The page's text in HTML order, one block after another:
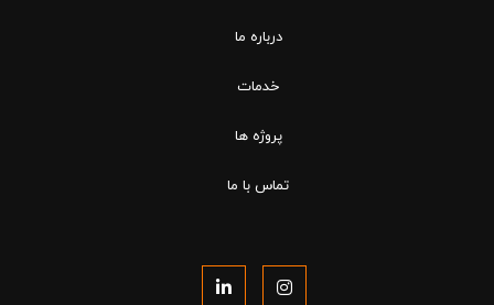
درباره ما
خدمات
پروژه ها
تماس با ما